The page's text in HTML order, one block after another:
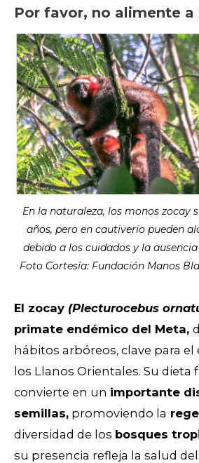
Por favor, no alimente a
En la naturaleza, los monos zocay
años, pero en cautiverio pueden
debido a los cuidados y la
Foto Cortesía: Fundación Manos
El zocay (Plecturocebus
primate endémico del Meta,
hábitos arbóreos, clave para el
los Llanos Orientales. Su dieta
convierte en un importante
semillas, promoviendo la
diversidad de los bosques
su presencia refleja la salud